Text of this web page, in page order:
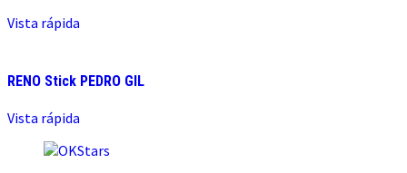
Vista rápida
RENO Stick PEDRO GIL
Vista rápida